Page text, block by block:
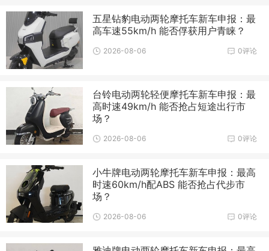
五星钻豹电动两轮摩托车新车申报：最
高车速55km/h 能否俘获用户青睐？
0评论
2026-08-06
台铃电动两轮轻便摩托车新车申报：最
高时速49km/h 能否抢占短途出行市
场？
0评论
2026-08-06
小牛牌电动两轮摩托车新车申报：最高
时速60km/h配ABS 能否抢占代步市
场？
0评论
2026-08-06